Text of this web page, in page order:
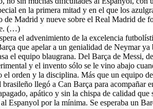
en la primera mitad y en el que los
Madrid y nueve sobre el Real Madrid de
(…)
el advenimiento de la excelencia
que apelar a un genialidad de Neymar ya
el equipo blaugrana. Del Barça de Messi,
y el invento sólo se le vino abajo
orden y la disciplina. Más que un equipo
llegó a Can Barça para acompañar
apático y sin la chispa de calidad
Espanyol por la mínima. Se esperaba un